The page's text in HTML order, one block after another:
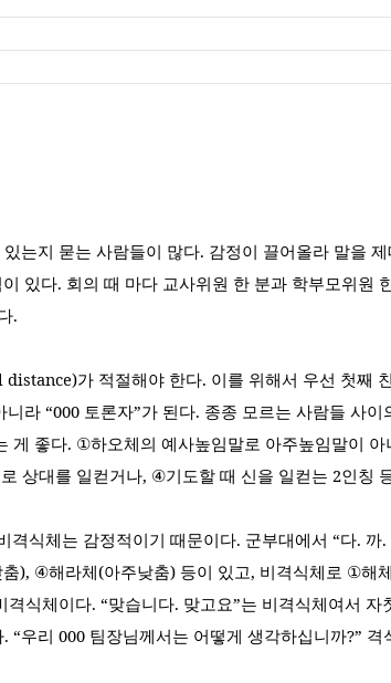
는지 묻는 사람들이 많다. 감정이 끌어올라 말을
있다. 회의 때 마다 교사위원 한 분과 학부모위원
.
distance)가 적절해야 한다. 이를 위해서 우선 첫째
니라“000 토론자”가 된다. 종종 모르는 사람들 사이
게 좋다. ①하오체의 예사높임말로 아주높임말이
상대를 일컫거나, ④기도할 때 신을 일컫는 2인칭
격식체는 감정적이기 때문이다. 군부대에서 “다. 까.
), ④해라체(아주낮춤) 등이 있고, 비격식체로 ①해체
격식체이다. “맞습니다. 맞고요”는 비격식체여서 자
. “우리 000 팀장님께서는 어떻게 생각하십니까?” 격